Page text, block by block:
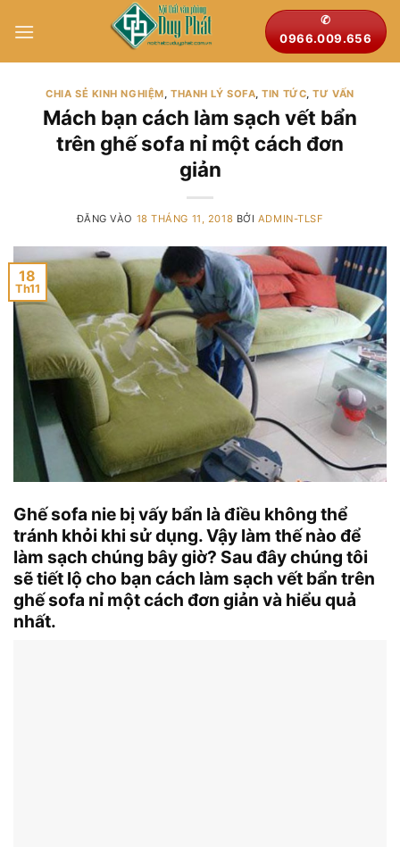
qua
✆
0966.009.656
CHIA SẺ KINH NGHIỆM, THANH LÝ SOFA,TIN TỨC,TƯ VẤN
Mách bạn cách làm sạch vết bẩn
trên ghế sofa nỉ một cách đơn
giản
ĐĂNG VÀO 18 THÁNG 11, 2018 BỞI ADMIN-TLSF
18
Th11
Ghế sofa nie bị vấy bẩn là điều không thể
tránh khỏi khi sử dụng. Vậy làm thế nào để
làm sạch chúng bây giờ? Sau đây chúng tôi
sẽ tiết lộ cho bạn cách làm sạch vết bẩn trên
ghế sofa nỉ một cách đơn giản và hiểu quả
nhất.